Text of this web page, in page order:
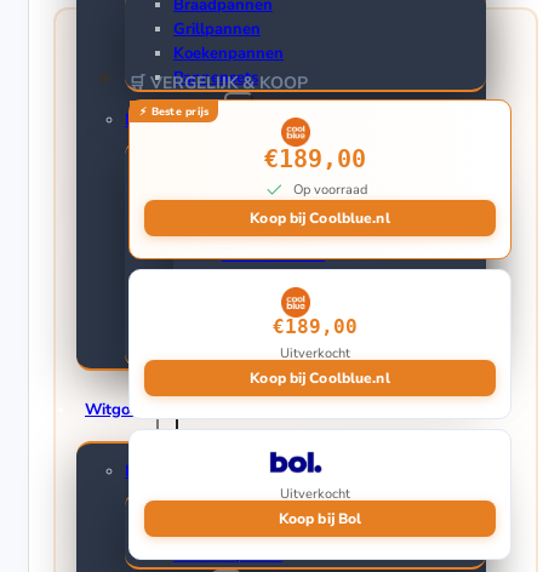
Braadpannen
Grillpannen
Koekenpannen
Pannensets
Buiten Koken
Elektrische Barbecues
Buitenkeuken
Gasbarbecues
Kamado barbecues
Barbecuethermometers
Draaispitten en Rotisseries
Witgoed
Kookplaten
Inductie kookplaten
Keramische kookplaten
Gaskookplaten
🛒 VERGELIJK & KOOP
€189,00
Op voorraad
Koop bij Coolblue.nl
€189,00
Uitverkocht
Koop bij Coolblue.nl
Uitverkocht
Koop bij Bol